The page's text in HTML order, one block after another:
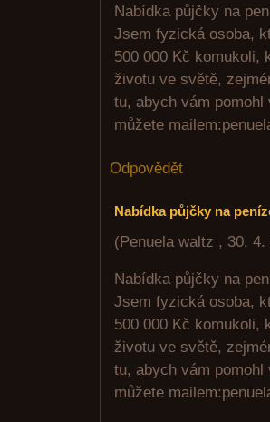
Nabídka půjčky na
Jsem fyzická osoba,
500 000 Kč komukoli,
životu ve světě,
tu, abych vám
můžete
Odpovědět
Nabídka půjčky na
(Penuela waltz , 30. 4.
Nabídka půjčky na
Jsem fyzická osoba,
500 000 Kč komukoli,
životu ve světě,
tu, abych vám
můžete